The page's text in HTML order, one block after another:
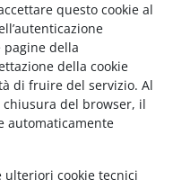
questo cookie al
della
della cookie
di fruire del servizio. Al
del browser, il
automaticamente
cookie tecnici